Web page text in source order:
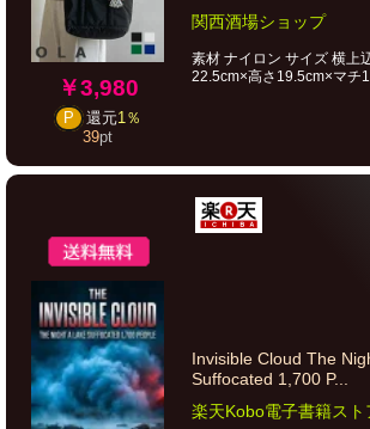
￥3,980
P 還元1％
39pt
関西酒場ショップ
素材 ナイロン サイズ 横上
22.5cm×高さ19.5cm×マチ
Invisible Cloud The
Suffocated 1,700 P...
楽天Kobo電子書籍スト